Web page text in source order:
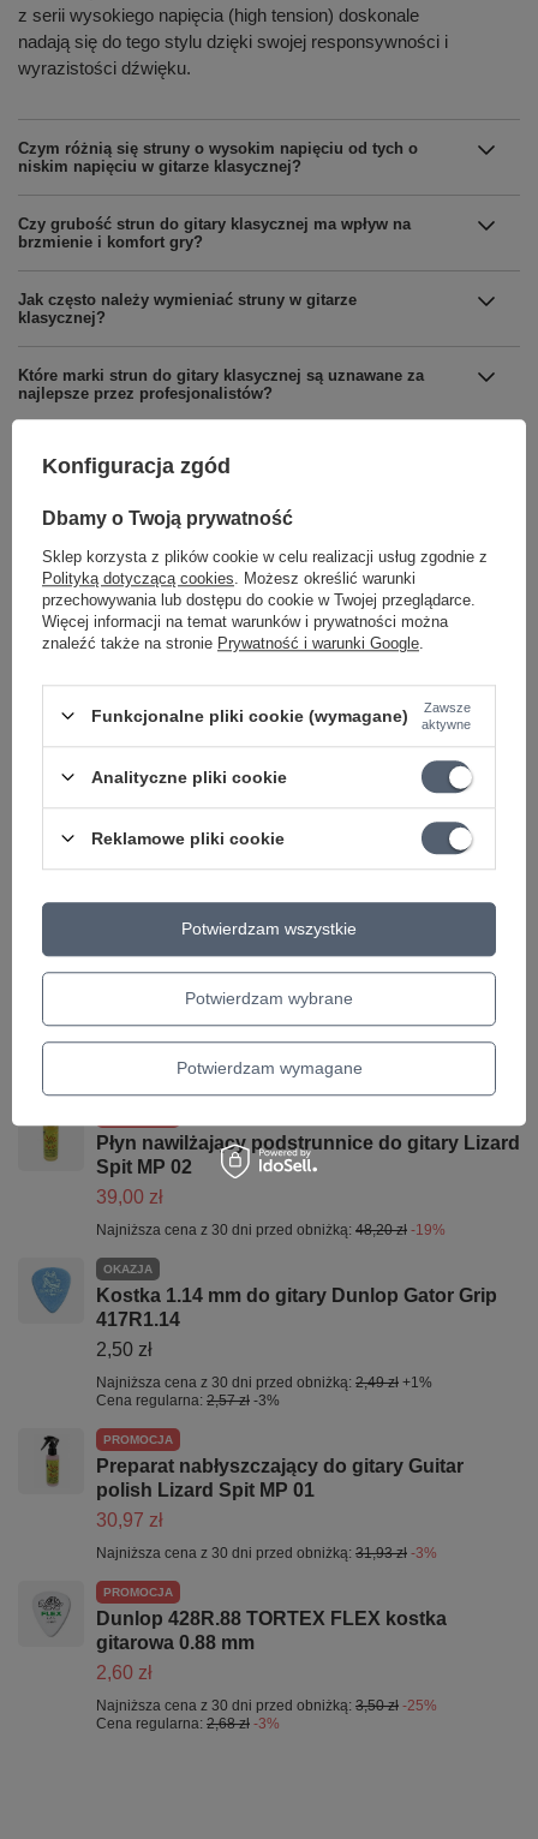
z serii wysokiego napięcia (high tension) doskonale
nadają się do tego stylu dzięki swojej responsywności i
wyrazistości dźwięku.
Czym różnią się struny o wysokim napięciu od tych o
niskim napięciu w gitarze klasycznej?
Czy grubość strun do gitary klasycznej ma wpływ na
brzmienie i komfort gry?
Jak często należy wymieniać struny w gitarze
klasycznej?
Które marki strun do gitary klasycznej są uznawane za
najlepsze przez profesjonalistów?
Marka Savarez
Podmiot odpowiedzialny za ten
produkt na terenie UE
GEWA music GmbH
Symbol 655.827
KATEGORIA
STRUNY
DO GITARY KLASYCZNEJ
NACIĄG High tension
Parametry bezpieczeństwa Parametry bezpieczeństwa
Korbka do strun DP0002 z obcinarką
D'Addario Pro-Winder
56,26 zł
Najniższa cena z 30 dni przed obniżką:
Cena regularna:58,00 zł -3%
Płyn nawilżający podstrunnice do gitary Lizard
Spit MP 02
39,00 zł
Najniższa cena z 30 dni przed obniżką: 48,20 zł -19%
OKAZJA
Kostka 1.14 mm do gitary Dunlop Gator Grip
417R1.14
2,50 zł
Najniższa cena z 30 dni przed obniżką: 2,49 zł +1%
Cena regularna: 2,57 zł -3%
PROMOCJA
Preparat nabłyszczający do gitary Guitar
polish Lizard Spit MP 01
30,97 zł
Najniższa cena z 30 dni przed obniżką: 31,93 zł -3%
PROMOCJA
Dunlop 428R.88 TORTEX FLEX kostka
gitarowa 0.88 mm
2,60 zł
Najniższa cena z 30 dni przed obniżką: 3,50 zł -25%
Cena regularna: 2,68 zł -3%
Konfiguracja zgód
Dbamy o Twoją prywatność
Sklep korzysta z plików cookie w celu realizacji usług zgodnie z
Polityką dotyczącą cookies . Możesz określić warunki
przechowywania lub dostępu do cookie w Twojej przeglądarce.
Więcej informacji na temat warunków i prywatności można
znaleźć także na stronie Prywatność i warunki Google
Funkcjonalne pliki cookie (wymagane)
Zawsze
aktywne
Analityczne pliki cookie
Reklamowe pliki cookie
Potwierdzam wybrane
Potwierdzam wymagane
Potwierdzam wszystkie